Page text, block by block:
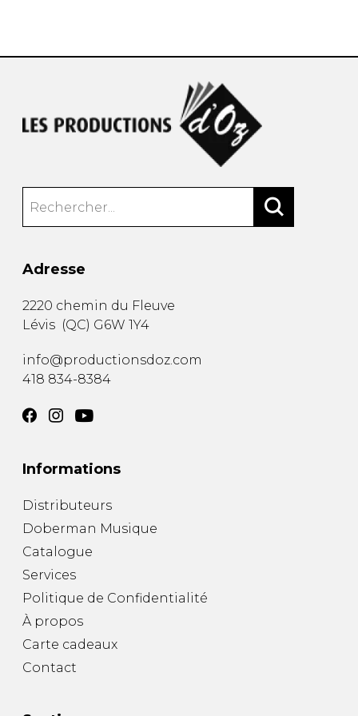
Adresse
2220 chemin du Fleuve
Lévis (QC) G6W 1Y4
info@productionsdoz.com
418 834-8384
Informations
Distributeurs
Doberman Musique
Catalogue
Services
Politique de Confidentialité
À propos
Carte cadeaux
Contact